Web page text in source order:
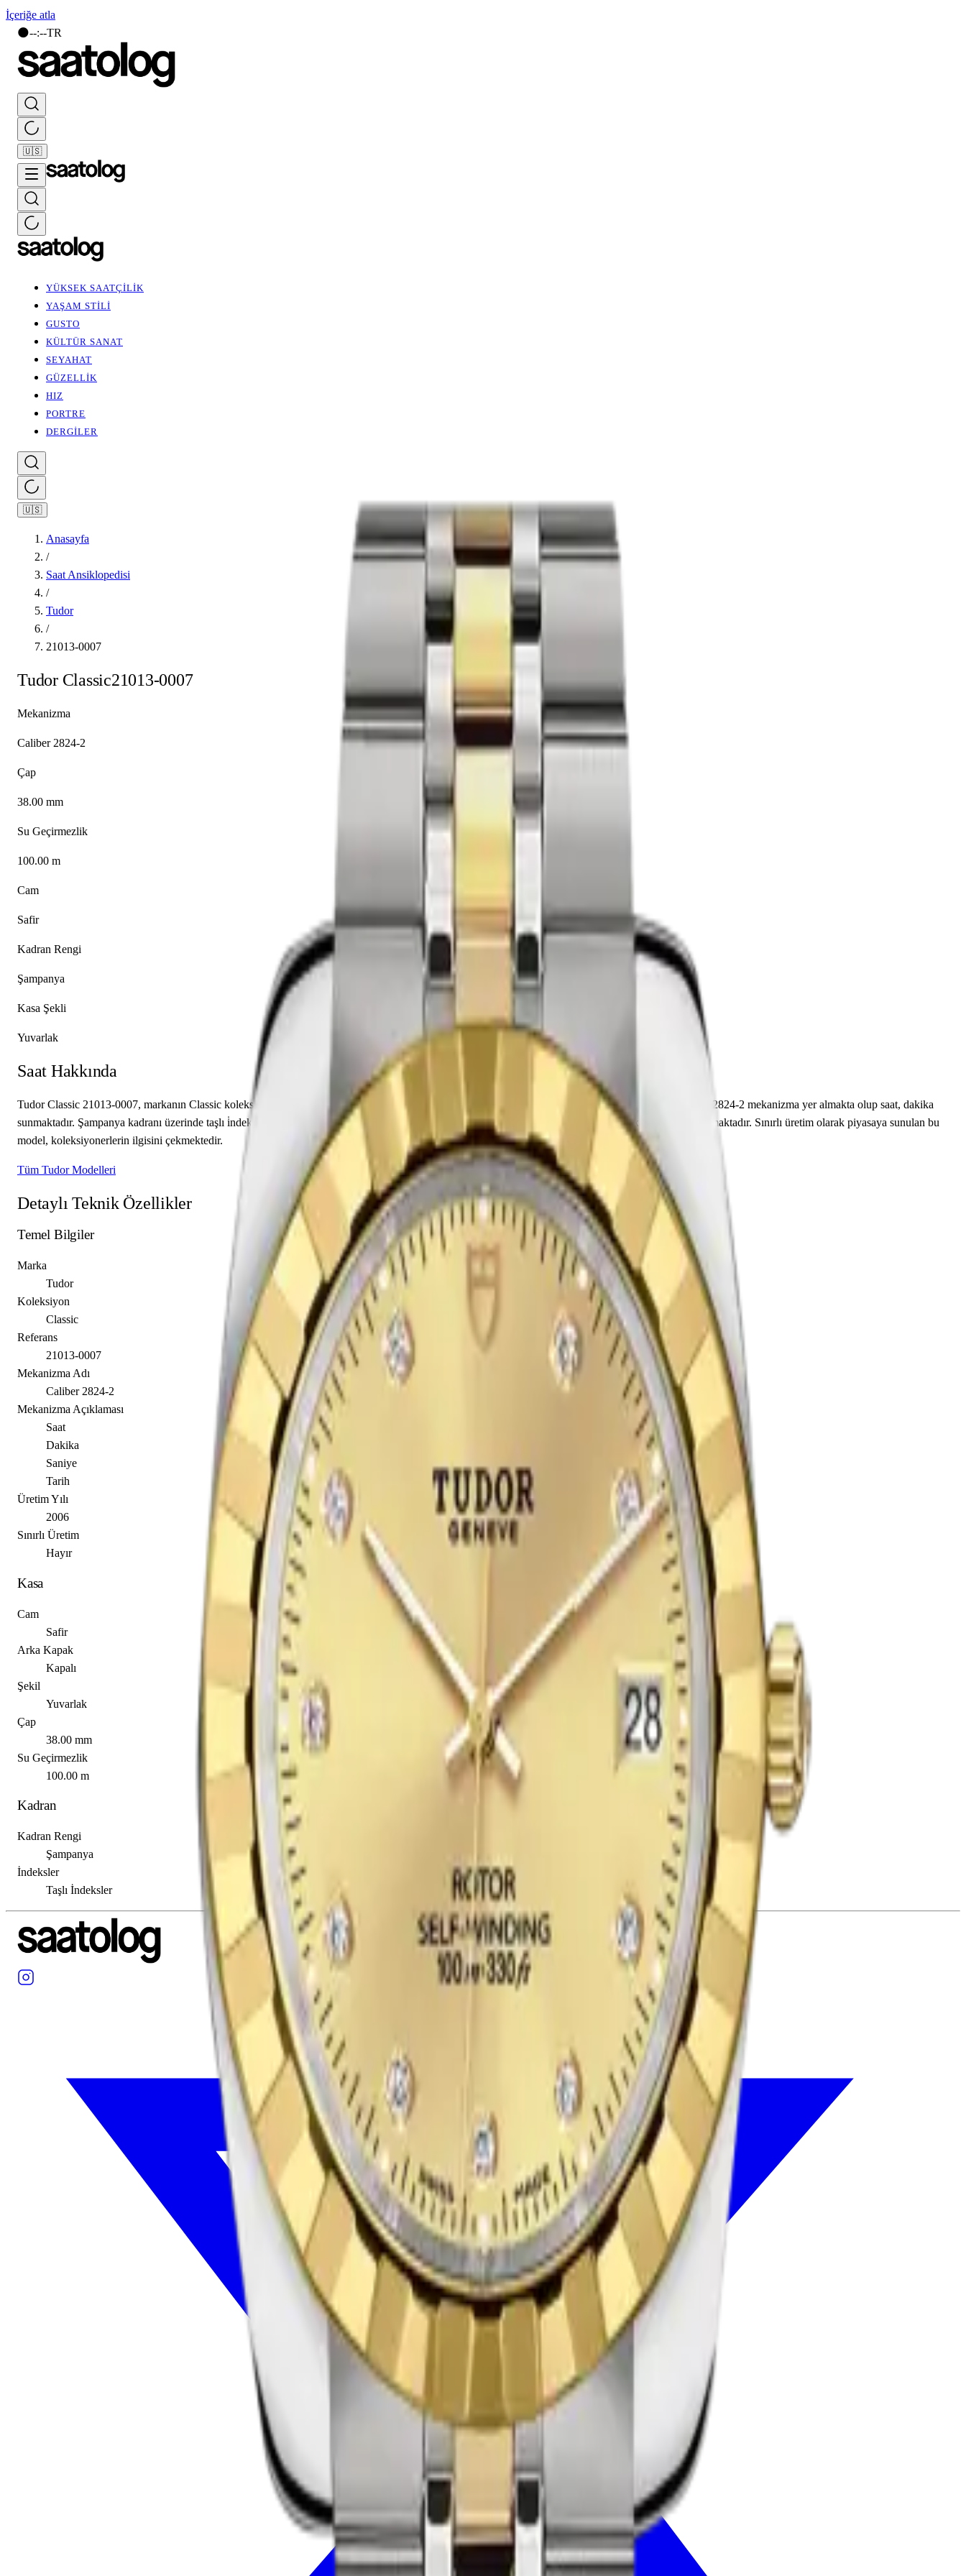
İçeriğe atla
🌑--:--TR
🇺🇸
YÜKSEK SAATÇİLİK
YAŞAM STİLİ
GUSTO
KÜLTÜR SANAT
SEYAHAT
GÜZELLİK
HIZ
PORTRE
DERGİLER
🇺🇸
Anasayfa
/
Saat Ansiklopedisi
/
Tudor
/
21013-0007
Tudor Classic21013-0007
Mekanizma
Caliber 2824-2
Çap
38.00 mm
Su Geçirmezlik
100.00 m
Cam
Safir
Kadran Rengi
Şampanya
Kasa Şekli
Yuvarlak
Saat Hakkında
Tudor Classic 21013-0007, markanın Classic koleksiyonuna ait bir kol saati modelidir. Saatin kasa çapı 38.00 mm olarak belirlenmiştir. İçerisinde Caliber 2824-2 mekanizma yer almakta olup saat, dakika
sunmaktadır. Şampanya kadranı üzerinde taşlı i̇ndeksler indeksler yer almaktadır. Teknik detaylarında 100.00 m su geçirmezlik, kapalı arka kapak öne çıkmaktadır. Sınırlı üretim olarak piyasaya sunulan bu
model, koleksiyonerlerin ilgisini çekmektedir.
Tüm Tudor Modelleri
Detaylı Teknik Özellikler
Temel Bilgiler
Marka
Tudor
Koleksiyon
Classic
Referans
21013-0007
Mekanizma Adı
Caliber 2824-2
Mekanizma Açıklaması
Saat
Dakika
Saniye
Tarih
Üretim Yılı
2006
Sınırlı Üretim
Hayır
Kasa
Cam
Safir
Arka Kapak
Kapalı
Şekil
Yuvarlak
Çap
38.00 mm
Su Geçirmezlik
100.00 m
Kadran
Kadran Rengi
Şampanya
İndeksler
Taşlı İndeksler